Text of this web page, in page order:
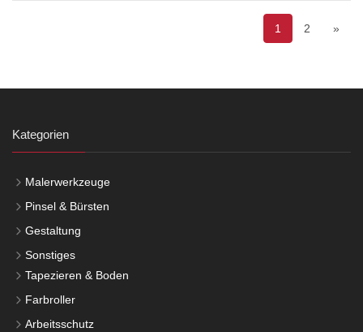
1 2 »
Kategorien
Malerwerkzeuge
Pinsel & Bürsten
Gestaltung
Sonstiges
Tapezieren & Boden
Farbroller
Arbeitsschutz